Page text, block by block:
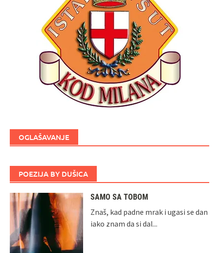
OGLAŠAVANJE
POEZIJA BY DUŠICA
SAMO SA TOBOM
Znaš, kad padne mrak i ugasi se dan
iako znam da si dal...